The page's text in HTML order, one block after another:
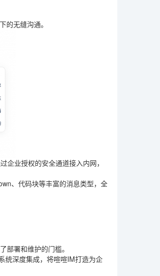
的无缝沟通。
企业授权的安全通道接入内网，
、代码块等丰富的消息类型，全
部署和维护的门槛。
统深度集成，将喧喧IM打造为企